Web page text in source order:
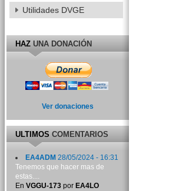
Utilidades DVGE
HAZUNA DONACIÓN
Ver donaciones
ULTIMOSCOMENTARIOS
EA4ADM 28/05/2024 - 16:31
Tenemos que hacer mas de
estas....
En VGGU-173por EA4LO